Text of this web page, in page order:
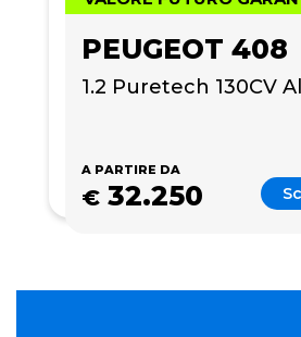
PEUGEOT 408
1.2 Puretech 130CV
A PARTIRE DA
€ 32.250